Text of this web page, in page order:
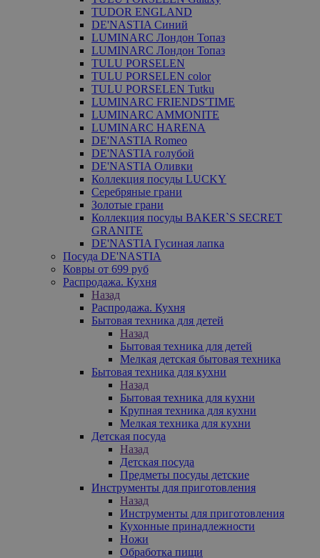
TUDOR ENGLAND
DE'NASTIA Синий
LUMINARC Лондон Топаз
LUMINARC Лондон Топаз
TULU PORSELEN
TULU PORSELEN color
TULU PORSELEN Tutku
LUMINARC FRIENDS'TIME
LUMINARC AMMONITE
LUMINARC HARENA
DE'NASTIA Romeo
DE'NASTIA голубой
DE'NASTIA Оливки
Коллекция посуды LUCKY
Серебряные грани
Золотые грани
Коллекция посуды BAKER`S SECRET
GRANITE
DE'NASTIA Гусиная лапка
Посуда DE'NASTIA
Ковры от 699 руб
Распродажа. Кухня
Назад
Распродажа. Кухня
Бытовая техника для детей
Назад
Бытовая техника для детей
Мелкая детская бытовая техника
Бытовая техника для кухни
Назад
Бытовая техника для кухни
Крупная техника для кухни
Мелкая техника для кухни
Детская посуда
Назад
Детская посуда
Предметы посуды детские
Инструменты для приготовления
Назад
Инструменты для приготовления
Кухонные принадлежности
Ножи
Обработка пищи